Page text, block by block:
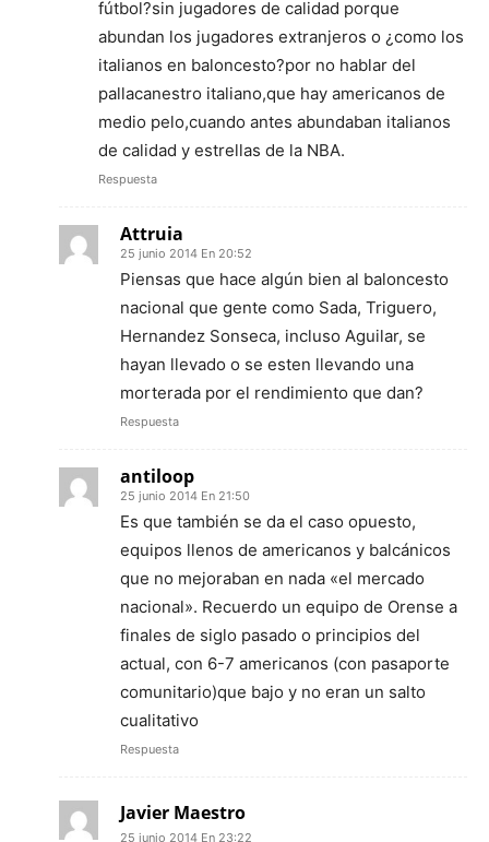
fútbol?sin jugadores de calidad porque
abundan los jugadores extranjeros o ¿como los
italianos en baloncesto?por no hablar del
pallacanestro italiano,que hay americanos de
medio pelo,cuando antes abundaban italianos
de calidad y estrellas de la NBA.
Respuesta
Attruia
25 junio 2014 En 20:52
Piensas que hace algún bien al baloncesto
nacional que gente como Sada, Triguero,
Hernandez Sonseca, incluso Aguilar, se
hayan llevado o se esten llevando una
morterada por el rendimiento que dan?
Respuesta
antiloop
25 junio 2014 En 21:50
Es que también se da el caso opuesto,
equipos llenos de americanos y balcánicos
que no mejoraban en nada «el mercado
nacional». Recuerdo un equipo de Orense a
finales de siglo pasado o principios del
actual, con 6-7 americanos (con pasaporte
comunitario)que bajo y no eran un salto
cualitativo
Respuesta
Javier Maestro
25 junio 2014 En 23:22